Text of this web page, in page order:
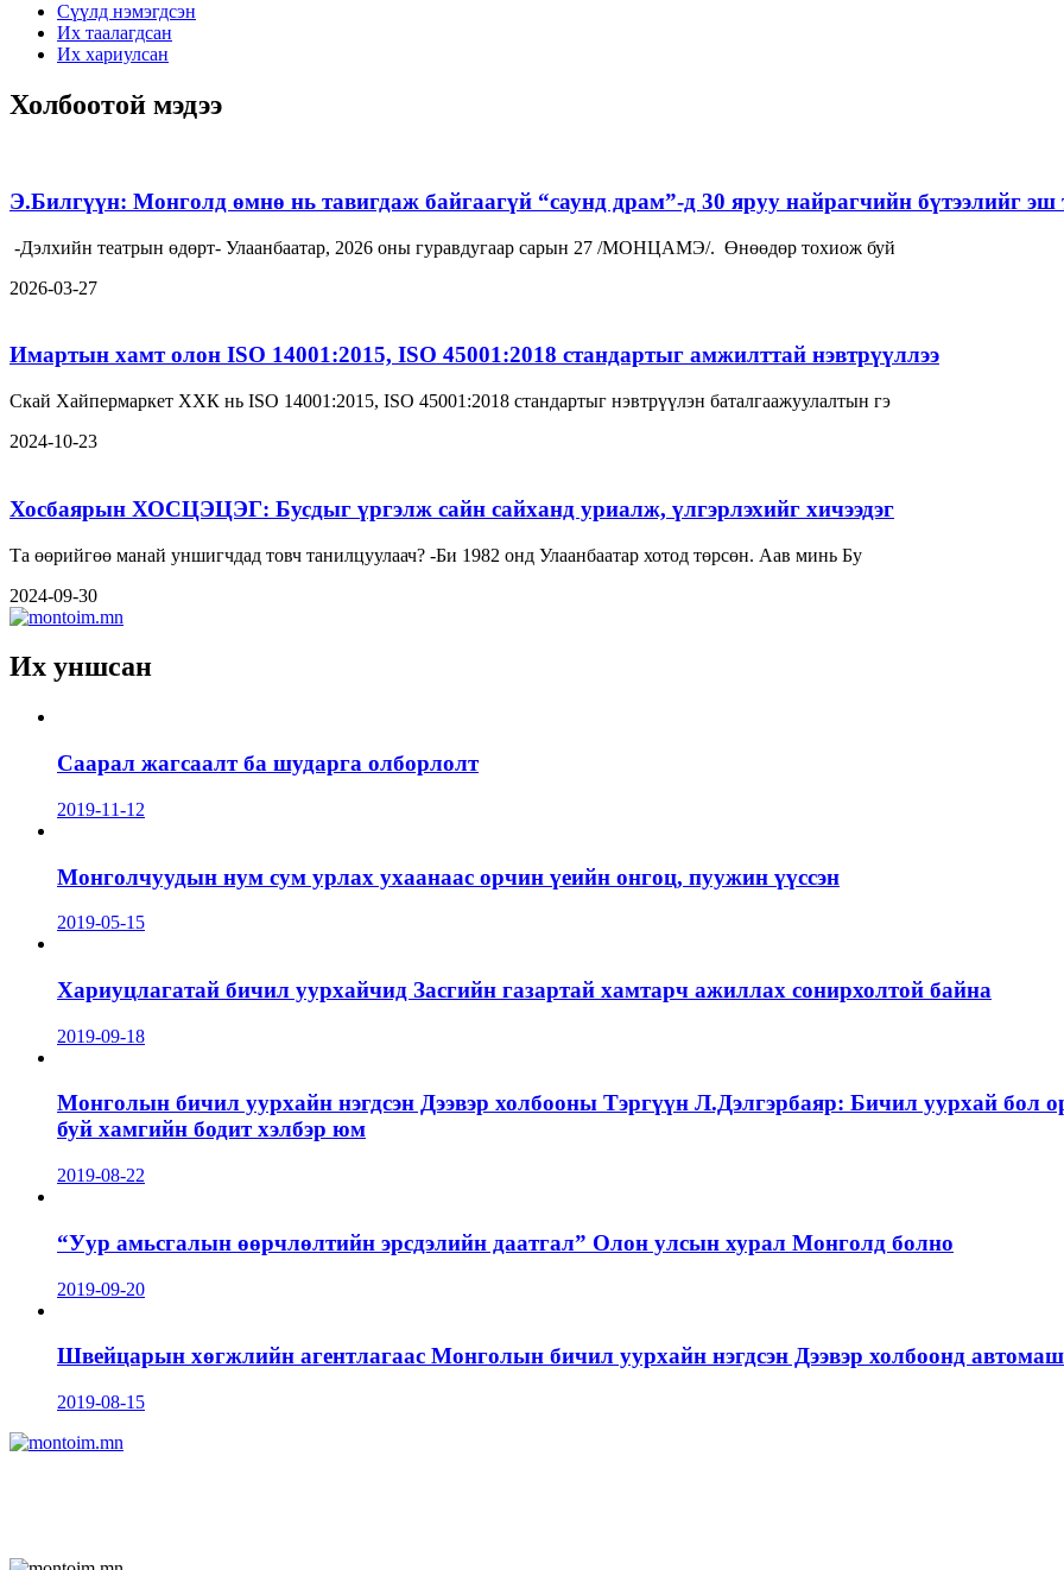
Сүүлд нэмэгдсэн
Их таалагдсан
Их хариулсан
Холбоотой мэдээ
Э.Билгүүн: Монголд өмнө нь тавигдаж байгаагүй “саунд драм”-д 30 яруу найрагчийн бүтээлийг эш
-Дэлхийн театрын өдөрт- Улаанбаатар, 2026 оны гуравдугаар сарын 27 /МОНЦАМЭ/. Өнөөдөр тохиож буй
2026-03-27
Имартын хамт олон ISO 14001:2015, ISO 45001:2018 стандартыг амжилттай нэвтрүүллээ
Скай Хайпермаркет ХХК нь ISO 14001:2015, ISO 45001:2018 стандартыг нэвтрүүлэн баталгаажуулалтын гэ
2024-10-23
Хосбаярын ХОСЦЭЦЭГ: Бусдыг үргэлж сайн сайханд уриалж, үлгэрлэхийг хичээдэг
Та өөрийгөө манай уншигчдад товч танилцуулаач? -Би 1982 онд Улаанбаатар хотод төрсөн. Аав минь Бу
2024-09-30
Их уншсан
Саарал жагсаалт ба шударга олборлолт
2019-11-12
Монголчуудын нум сум урлах ухаанаас орчин үеийн онгоц, пуужин үүссэн
2019-05-15
Хариуцлагатай бичил уурхайчид Засгийн газартай хамтарч ажиллах сонирхолтой байна
2019-09-18
Монголын бичил уурхайн нэгдсэн Дээвэр холбооны Тэргүүн Л.Дэлгэрбаяр: Бичил уурхай бол
буй хамгийн бодит хэлбэр юм
2019-08-22
“Уур амьсгалын өөрчлөлтийн эрсдэлийн даатгал” Олон улсын хурал Монголд болно
2019-09-20
Швейцарын хөгжлийн агентлагаас Монголын бичил уурхайн нэгдсэн Дээвэр холбоонд
2019-08-15